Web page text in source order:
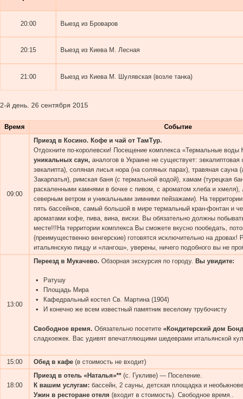
20:00 Выезд из Броваров
20:15 Выезд из Киева М. Лесная
21:00 Выезд из Киева М. Шулявская (возле танка)
2-й день. 26 сентября 2015
Время Событие
09:00
Приезд в Косино. Кофе и чай от ТамТур.
Отдохните по-королевски! Посещение комплекса «Термальные
уникальных саун, аналогов в Украине не существует: эвкалиптовая
эвкалипта), соляная лисья нора (на соляных парах), травяная сауна
Закарпатья), римская баня (с термальной водой), хамам (турецкая
раскаленными камнями в бочке с пивом, с ароматом хлеба и хмеля),
северным ветром и уникальными зимними пейзажами). На
пять бассейнов, самый большой в мире термальный кран-фонтан и
ароматами кофе, пива, вина, виски. Вы обязательно должны
месте!!!На территории комплекса Вы сможете вкусно пообедать,
(преимущественно венгерские) готовятся исключительно на дровах!
итальянскую пиццу и «лангош», уверены, ничего подобного вы не
13:00
Переезд в Мукачево. Обзорная экскурсия по городу. Вы увидите:
Ратушу
Площадь Мира
Кафедральный костел Св. Мартина (1904)
И конечно же всем известный памятник веселому трубочисту
Свободное время. Обязательно посетите «Кондитерский дом
сладкоежек. Вас удивят впечатляющими шедеврами итальянской
15:00 Обед в кафе (в стоимость не входит)
18:00
Приезд в отель «Наталья»** (с. Гукливе) — Поселение.
К вашим услугам: бассейн, 2 сауны, детская площадка и
Ужин в ресторане отеля (входит в стоимость). Свободное время..